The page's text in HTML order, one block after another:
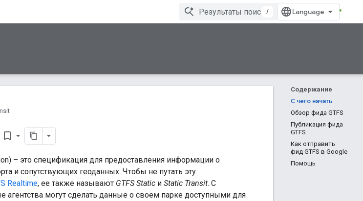
/
Содержание
С чего начать
Обзор фида GTFS
Публикация фида
GTFS
Как отправить
фид GTFS в Google
Помощь
bookmark_border
– это спецификация для предоставления информации о
и сопутствующих геоданных. Чтобы не путать эту
Realtime, ее также называют GTFS Static и Static Transit. С
могут сделать данные о своем парке доступными для